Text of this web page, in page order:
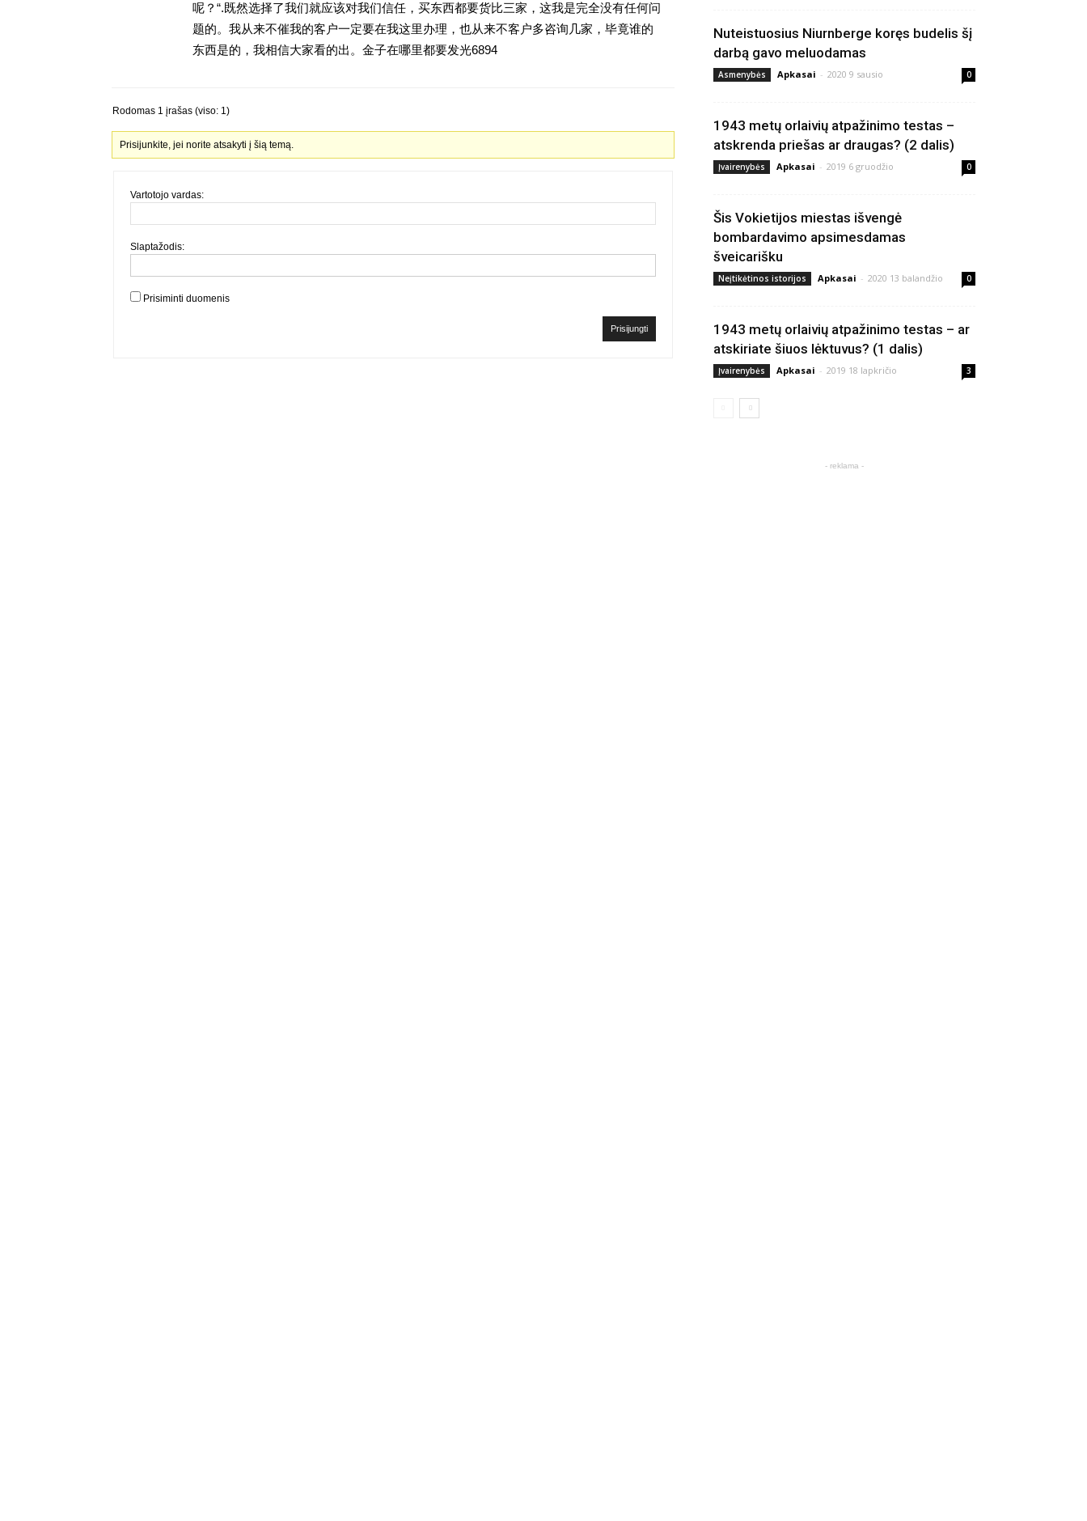
呢？“.既然选择了我们就应该对我们信任，买东西都要货比三家，这我是完全没有任何问
题的。我从来不催我的客户一定要在我这里办理，也从来不客户多咨询几家，毕竟谁的
东西是的，我相信大家看的出。金子在哪里都要发光6894
Rodomas 1 įrašas (viso: 1)
Prisijunkite, jei norite atsakyti į šią temą.
Vartotojo vardas:
Slaptažodis:
Prisiminti duomenis
Prisijungti
Nuteistuosius Niurnberge koręs budelis šį
darbą gavo meluodamas
Asmenybės Apkasai - 2020 9 sausio 0
1943 metų orlaivių atpažinimo testas –
atskrenda priešas ar draugas? (2 dalis)
Įvairenybės Apkasai - 2019 6 gruodžio 0
Šis Vokietijos miestas išvengė
bombardavimo apsimesdamas
šveicarišku
Neįtikėtinos istorijos Apkasai - 2020 13 balandžio 0
1943 metų orlaivių atpažinimo testas – ar
atskiriate šiuos lėktuvus? (1 dalis)
Įvairenybės Apkasai - 2019 18 lapkričio 3
- reklama -